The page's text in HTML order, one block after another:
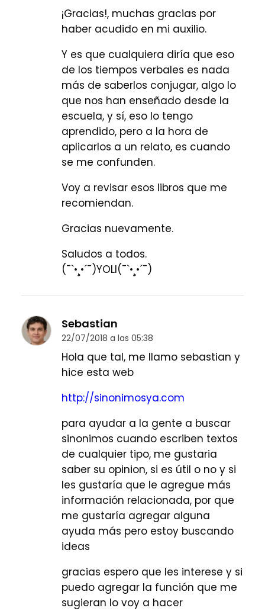
¡Gracias!, muchas gracias por
haber acudido en mi auxilio.
Y es que cualquiera diría que eso
de los tiempos verbales es nada
más de saberlos conjugar, algo lo
que nos han enseñado desde la
escuela, y sí, eso lo tengo
aprendido, pero a la hora de
aplicarlos a un relato, es cuando
se me confunden.
Voy a revisar esos libros que me
recomiendan.
Gracias nuevamente.
Saludos a todos.
(¯`•¸•´¯)YOLI(¯`•¸•´¯)
Sebastian
22/07/2018 a las 05:38
Hola que tal, me llamo sebastian y
hice esta web
http://sinonimosya.com
para ayudar a la gente a buscar
sinonimos cuando escriben textos
de cualquier tipo, me gustaria
saber su opinion, si es útil o no y si
les gustaría que le agregue más
información relacionada, por que
me gustaría agregar alguna
ayuda más pero estoy buscando
ideas
gracias espero que les interese y si
puedo agregar la función que me
sugieran lo voy a hacer